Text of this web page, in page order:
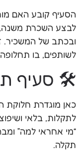
הסעיף קובע האם
לבצע השכרת משנה,
ובכתב של המשכיר.
לשותפים, בו
🛠️ סעיף
כאן מוגדרת חלוקת
לתקלות, בלאי
“מי אחראי למה”
תקלה.